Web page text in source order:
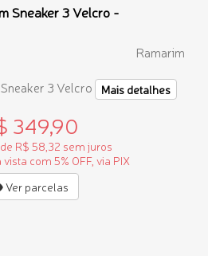
Sneaker 3 Velcro -
Ramarim
3 Velcro
Mais detalhes
349,90
R$ 58,32 sem juros
vista com 5% OFF, via PIX
Ver parcelas